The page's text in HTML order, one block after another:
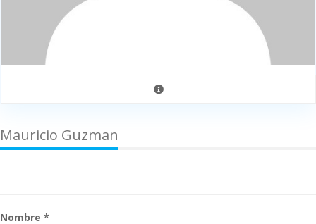
Mauricio Guzman
Nombre *